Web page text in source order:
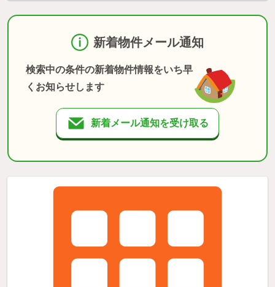
新着物件メール通知
検索中の条件の新着物件情報をいち早
くお知らせします
新着メール通知を受け取る